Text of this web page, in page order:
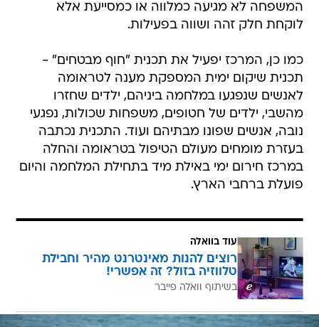
המשפחה לא מגיעה כמלווה או כמסייעת אלא
לוקחת חלק זהה ושווה בפעילות.
כמו כן, המרכז יפעיל את תכנית "חוף מבטחים" -
תכנית שיקום ימית המספקת מענה לטראומה
לאנשים שנפגעו במלחמה ביניהם, ילדים שחזרו
מהשבי, ילדים של חטופים, משפחות שכולות, נפגעי
נובה, אנשים שפונו מבתיהם ועוד. התכנית נכתבה
בעזרת מומחים מעולם הטיפול בטראומה והחלה
במרכז חירום ימי באילת מיד בתחילת המלחמה והיום
פועלת ברחבי הארץ.
עוד בוואלה
רוצים להנות מאינטרנט מהיר וחבילת
טלווזיה בזול? זה אפשרי!
בשיתוף וואלה פייבר